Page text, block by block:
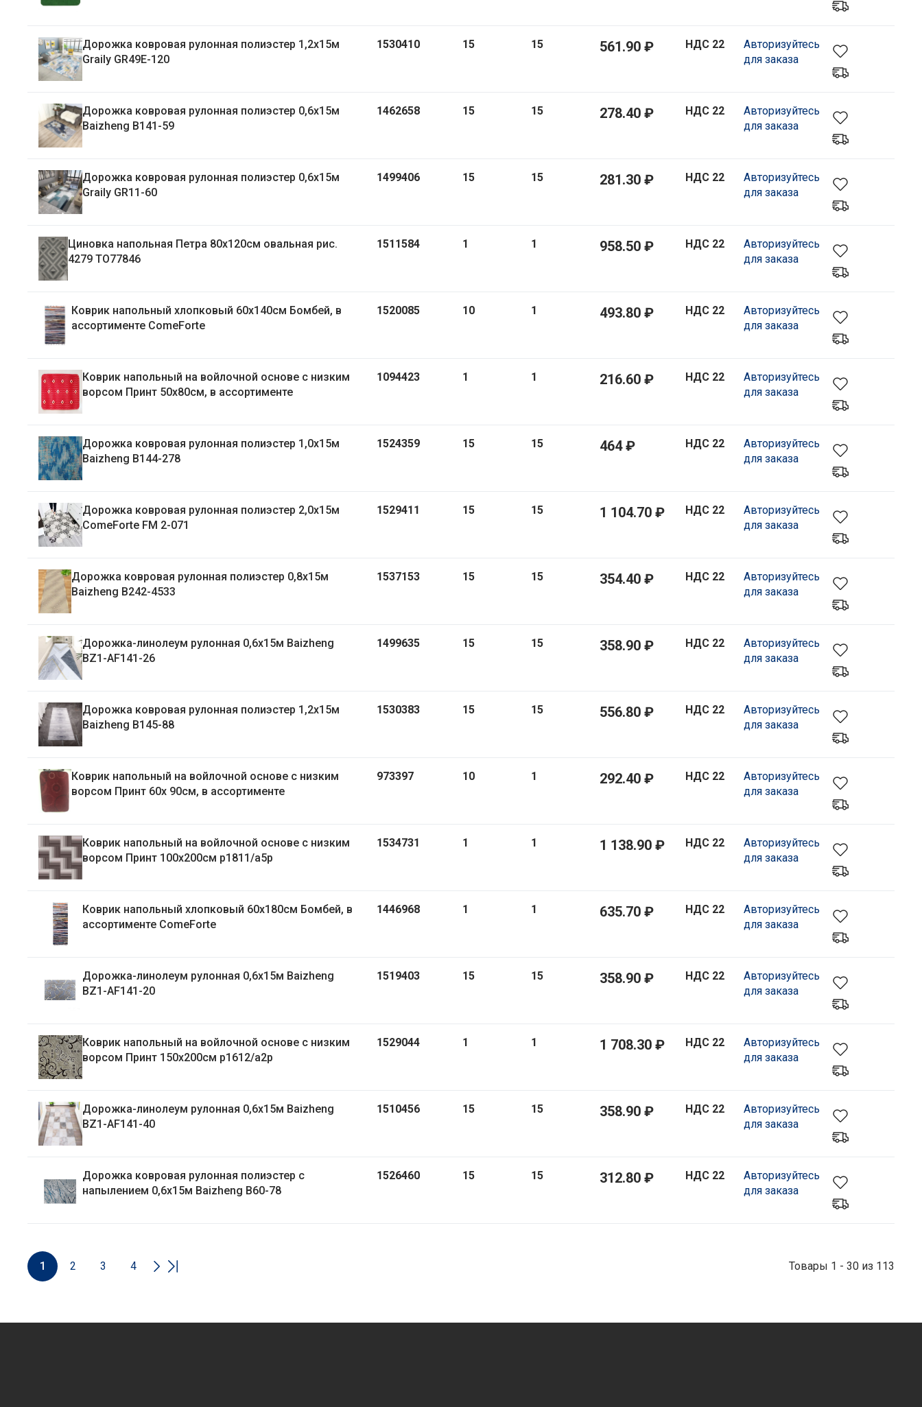
Дорожка ковровая рулонная полиэстер 1,2х15м
Graily GR49E-120
1530410 15 15 561.90 ₽ НДС 22
Авторизуйтесь
для заказа
Дорожка ковровая рулонная полиэстер 0,6х15м
Baizheng B141-59
1462658 15 15 278.40 ₽ НДС 22
Авторизуйтесь
для заказа
Дорожка ковровая рулонная полиэстер 0,6х15м
Graily GR11-60
1499406 15 15 281.30 ₽ НДС 22
Авторизуйтесь
для заказа
Циновка напольная Петра 80х120см овальная рис.
4279 ТО77846
1511584 1 1 958.50 ₽ НДС 22
Авторизуйтесь
для заказа
Коврик напольный хлопковый 60х140см Бомбей, в
ассортименте ComeForte
1520085 10 1 493.80 ₽ НДС 22
Авторизуйтесь
для заказа
Коврик напольный на войлочной основе с низким
ворсом Принт 50х80см, в ассортименте
1094423 1 1 216.60 ₽ НДС 22
Авторизуйтесь
для заказа
Дорожка ковровая рулонная полиэстер 1,0х15м
Baizheng B144-278
1524359 15 15 464 ₽ НДС 22
Авторизуйтесь
для заказа
Дорожка ковровая рулонная полиэстер 2,0х15м
ComeForte FM 2-071
1529411 15 15 1 104.70 ₽ НДС 22
Авторизуйтесь
для заказа
Дорожка ковровая рулонная полиэстер 0,8х15м
Baizheng B242-4533
1537153 15 15 354.40 ₽ НДС 22
Авторизуйтесь
для заказа
Дорожка-линолеум рулонная 0,6х15м Baizheng
BZ1-AF141-26
1499635 15 15 358.90 ₽ НДС 22
Авторизуйтесь
для заказа
Дорожка ковровая рулонная полиэстер 1,2х15м
Baizheng B145-88
1530383 15 15 556.80 ₽ НДС 22
Авторизуйтесь
для заказа
Коврик напольный на войлочной основе с низким
ворсом Принт 60х 90см, в ассортименте
973397 10 1 292.40 ₽ НДС 22
Авторизуйтесь
для заказа
Коврик напольный на войлочной основе с низким
ворсом Принт 100х200см p1811/a5p
1534731 1 1 1 138.90 ₽ НДС 22
Авторизуйтесь
для заказа
Коврик напольный хлопковый 60х180см Бомбей, в
ассортименте ComeForte
1446968 1 1 635.70 ₽ НДС 22
Авторизуйтесь
для заказа
Дорожка-линолеум рулонная 0,6х15м Baizheng
BZ1-AF141-20
1519403 15 15 358.90 ₽ НДС 22
Авторизуйтесь
для заказа
Коврик напольный на войлочной основе с низким
ворсом Принт 150х200см р1612/а2р
1529044 1 1 1 708.30 ₽ НДС 22
Авторизуйтесь
для заказа
Дорожка-линолеум рулонная 0,6х15м Baizheng
BZ1-AF141-40
1510456 15 15 358.90 ₽ НДС 22
Авторизуйтесь
для заказа
Дорожка ковровая рулонная полиэстер с
напылением 0,6х15м Baizheng B60-78
1526460 15 15 312.80 ₽ НДС 22
Авторизуйтесь
для заказа
Товары 1 - 30 из 113
1 2 3 4